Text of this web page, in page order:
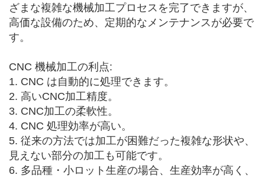
ざまな複雑な機械加工プロセスを完了できますが、
高価な設備のため、定期的なメンテナンスが必要で
す。
CNC 機械加工の利点:
1. CNC は自動的に処理できます。
2. 高いCNC加工精度。
3. CNC加工の柔軟性。
4. CNC 処理効率が高い。
5. 従来の方法では加工が困難だった複雑な形状や、
見えない部分の加工も可能です。
6. 多品種・小ロット生産の場合、生産効率が高く、